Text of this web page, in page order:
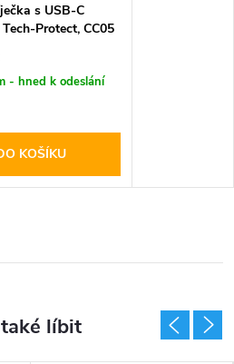
s USB-C
Protect, CC05
- hned k odeslání
KOŠÍKU